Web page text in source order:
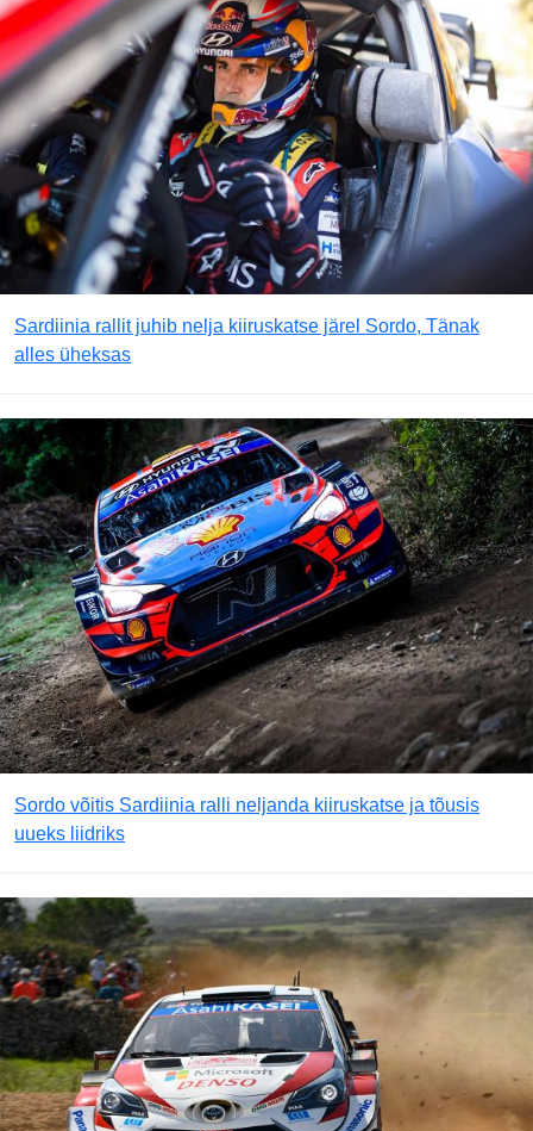
Sardiinia rallit juhib nelja kiiruskatse järel Sordo, Tänak
alles üheksas
Sordo võitis Sardiinia ralli neljanda kiiruskatse ja tõusis
uueks liidriks